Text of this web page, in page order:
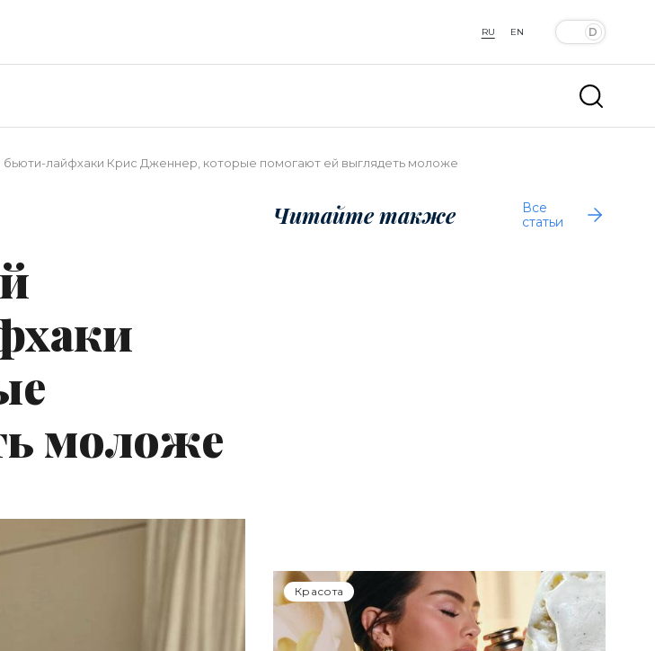
RU EN
лайфхаки Крис Дженнер, которые помогают ей выглядеть моложе
моложе
Читайте также
Все
статьи
Красота